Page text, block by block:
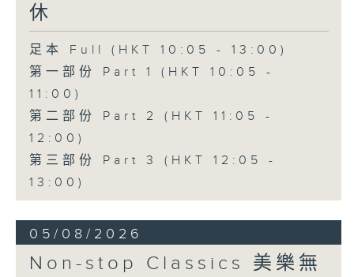
休
足本 Full (HKT 10:05 - 13:00)
第一部份 Part 1 (HKT 10:05 -
11:00)
第二部份 Part 2 (HKT 11:05 -
12:00)
第三部份 Part 3 (HKT 12:05 -
13:00)
05/08/2026
Non-stop Classics 美樂無